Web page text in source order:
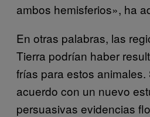
ambos hemisferios», ha
En otras palabras, las
Tierra podrían haber
frías para estos
acuerdo con un nuevo
persuasivas evidencias